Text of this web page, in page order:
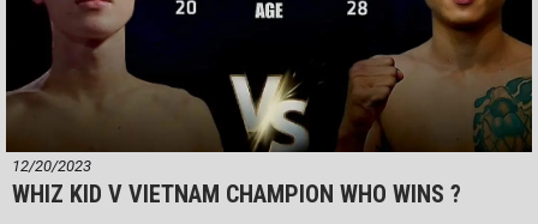
#vspgym #vietnamboxingorganization #vspboxing #Webthethao
#vsppro #quickom #boxingvietnam #VSPPromotions #vtvcab #vbo
12/20/2023
WHIZ KID V VIETNAM CHAMPION WHO WINS ?